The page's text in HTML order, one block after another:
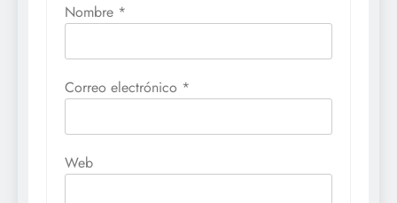
Nombre *
Correo electrónico *
Web